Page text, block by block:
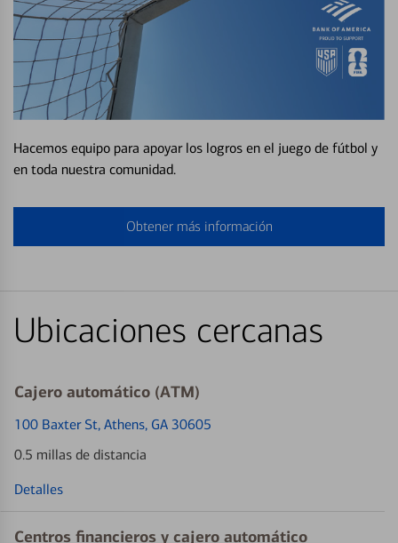
Hacemos equipo para apoyar los logros en el juego de fútbol y
en toda nuestra comunidad.
Obtener más información
Ubicaciones cercanas
Cajero automático (ATM)
100 Baxter St, Athens, GA 30605
0.5 millas de distancia
Detalles
Centros financieros y cajero automático